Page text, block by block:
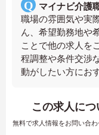
マイナビ介護
職場の雰囲気や実
ん、希望勤務地や
ことで他の求人を
程調整や条件交渉
動がしたい方にお
この求人に
無料で求人情報をお問い合